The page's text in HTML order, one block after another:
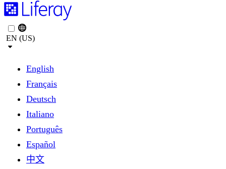
EN (US)
English
Français
Deutsch
Italiano
Português
Español
中文